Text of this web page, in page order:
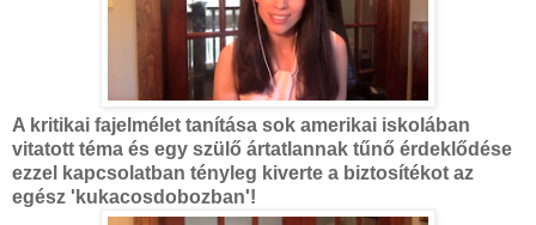
A kritikai fajelmélet tanítása sok amerikai iskolában
vitatott téma és egy szülő ártatlannak tűnő érdeklődése
ezzel kapcsolatban tényleg kiverte a biztosítékot az
egész 'kukacosdobozban'!